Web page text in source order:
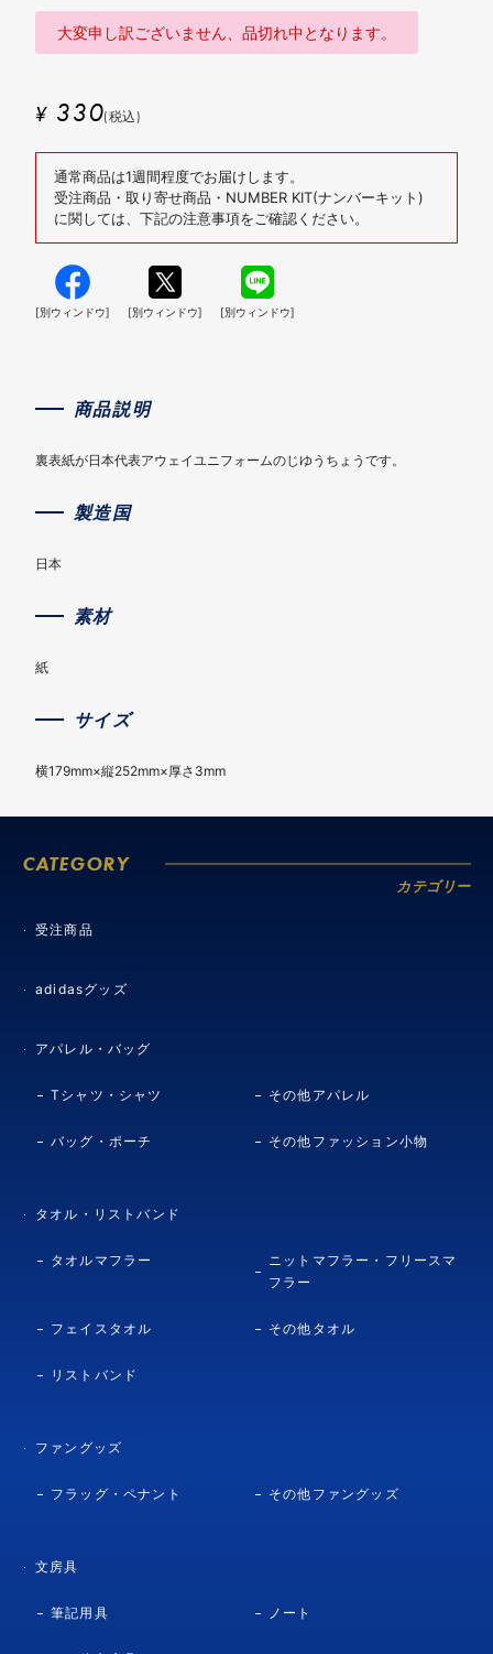
大変申し訳ございません、品切れ中となります。
¥ 330(税込)
通常商品は1週間程度でお届けします。
受注商品・取り寄せ商品・NUMBER KIT(ナンバーキット)
に関しては、下記の注意事項をご確認ください。
[別ウィンドウ] [別ウィンドウ] [別ウィンドウ]
商品説明
裏表紙が日本代表アウェイユニフォームのじゆうちょうです。
製造国
日本
素材
紙
サイズ
横179mm×縦252mm×厚さ3mm
CATEGORY
カテゴリー
受注商品
adidasグッズ
アパレル・バッグ
Tシャツ・シャツ その他アパレル
バッグ・ポーチ その他ファッション小物
タオル・リストバンド
タオルマフラー
ニットマフラー・フリースマ
フラー
フェイスタオル その他タオル
リストバンド
ファングッズ
フラッグ・ペナント その他ファングッズ
文房具
筆記用具 ノート